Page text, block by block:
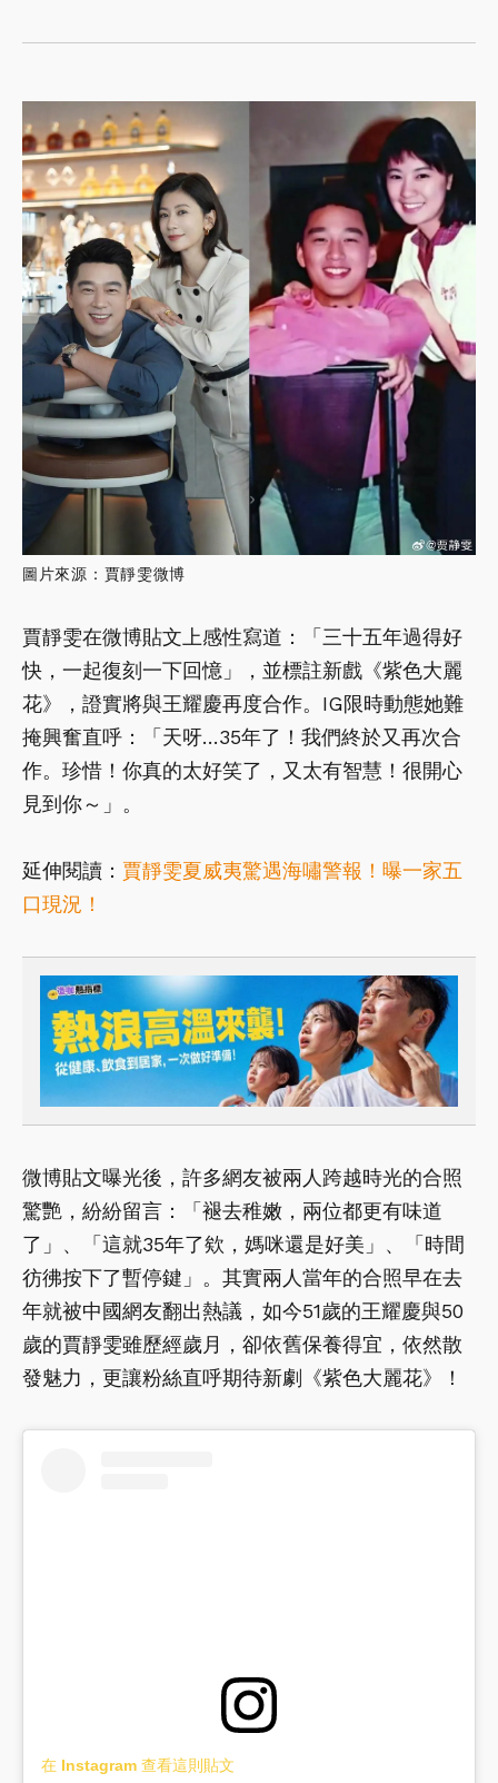
圖片來源：賈靜雯微博
賈靜雯在微博貼文上感性寫道：「三十五年過得好
快，一起復刻一下回憶」，並標註新戲《紫色大麗
花》，證實將與王耀慶再度合作。IG限時動態她難
掩興奮直呼：「天呀…35年了！我們終於又再次合
作。珍惜！你真的太好笑了，又太有智慧！很開心
見到你～」。
延伸閱讀： 賈靜雯夏威夷驚遇海嘯警報！曝一家五
口現況！
微博貼文曝光後，許多網友被兩人跨越時光的合照
驚艷，紛紛留言：「褪去稚嫩，兩位都更有味道
了」、「這就35年了欸，媽咪還是好美」、「時間
彷彿按下了暫停鍵」。其實兩人當年的合照早在去
年就被中國網友翻出熱議，如今51歲的王耀慶與50
歲的賈靜雯雖歷經歲月，卻依舊保養得宜，依然散
發魅力，更讓粉絲直呼期待新劇《紫色大麗花》！
在 Instagram 查看這則貼文